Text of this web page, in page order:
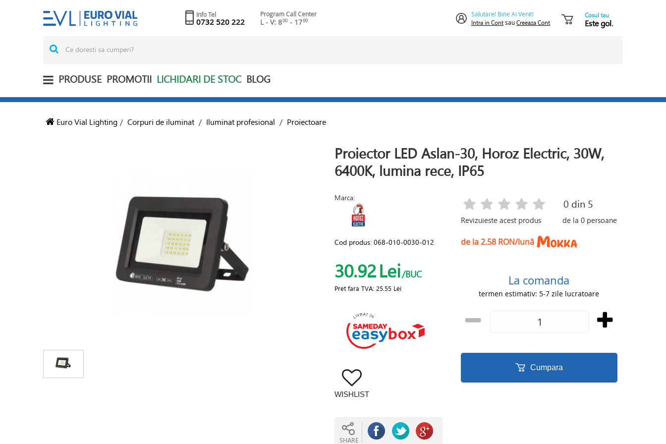
Info Tel
0732 520 222
Program Call Center
L - V: 800 - 1700
Salutare! Bine Ai Venit!
Intra in ContsauCreeaza Cont
Cosul tau
Este gol.
PRODUSE PROMOTII LICHIDARI DE STOC BLOG
Euro Vial Lighting / Corpuri de iluminat / Iluminat profesional / Proiectoare
Proiector LED Aslan-30, Horoz Electric, 30W,
6400K, lumina rece, IP65
Marca:
Cod produs:068-010-0030-012
30.92Lei/BUC
Pret fara TVA: 25.55 Lei
WISHLIST
SHARE
Revizuieste acest produs
0 din 5
de la0 persoane
de la 2.58 RON/lună
La comanda
termen estimativ: 5-7 zile lucratoare
Cumpara